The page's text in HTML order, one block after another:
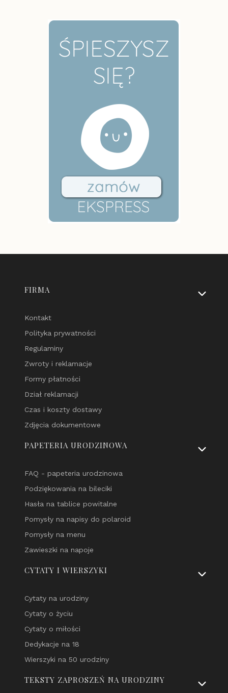
Linki w stopce
FIRMA
Kontakt
Polityka prywatności
Regulaminy
Zwroty i reklamacje
Formy płatności
Dział reklamacji
Czas i koszty dostawy
Zdjęcia dokumentowe
PAPETERIA URODZINOWA
FAQ - papeteria urodzinowa
Podziękowania na bileciki
Hasła na tablice powitalne
Pomysły na napisy do polaroid
Pomysły na menu
Zawieszki na napoje
CYTATY I WIERSZYKI
Cytaty na urodziny
Cytaty o życiu
Cytaty o miłości
Dedykacje na 18
Wierszyki na 50 urodziny
TEKSTY ZAPROSZEŃ NA URODZINY